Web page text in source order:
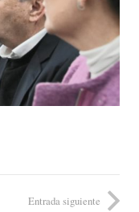
Entrada siguiente